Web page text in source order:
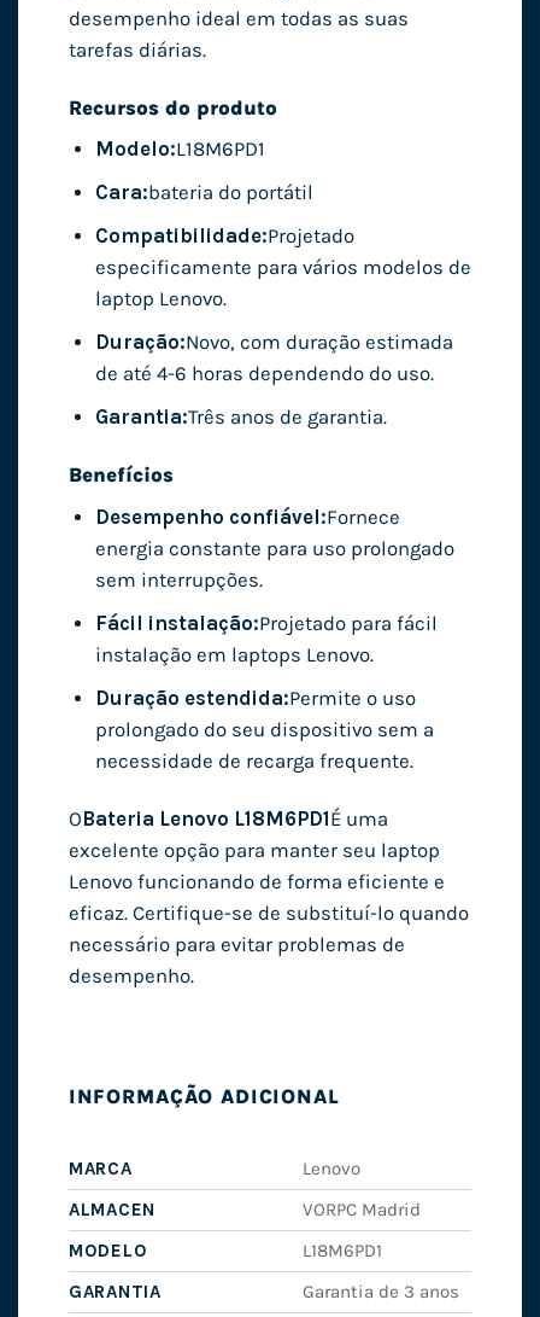
desempenho ideal em todas as suas
tarefas diárias.
Recursos do produto
Modelo:L18M6PD1
Cara:bateria do portátil
Compatibilidade:Projetado
especificamente para vários modelos de
laptop Lenovo.
Duração:Novo, com duração estimada
de até 4-6 horas dependendo do uso.
Garantia:Três anos de garantia.
Benefícios
Desempenho confiável:Fornece
energia constante para uso prolongado
sem interrupções.
Fácil instalação:Projetado para fácil
instalação em laptops Lenovo.
Duração estendida:Permite o uso
prolongado do seu dispositivo sem a
necessidade de recarga frequente.
OBateria Lenovo L18M6PD1É uma
excelente opção para manter seu laptop
Lenovo funcionando de forma eficiente e
eficaz. Certifique-se de substituí-lo quando
necessário para evitar problemas de
desempenho.
INFORMAÇÃO ADICIONAL
MARCA
Lenovo
ALMACEN
VORPC Madrid
MODELO
L18M6PD1
GARANTIA
Garantia de 3 anos